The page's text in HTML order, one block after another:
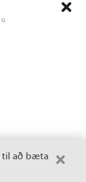
er fyrir öll þau
Heimildinni
til að bæta